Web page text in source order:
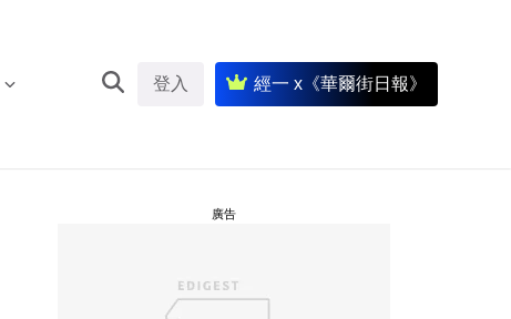
登入 經一 x《華爾街日報》
廣告